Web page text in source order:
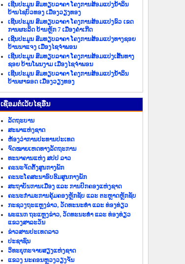
ເຊີນປະມູນ ສົມທຽບລາຄາ ໂຄງການສ້ອມແປງນ້ຳລິນ
ບ້ານໄຊບົວທອງ ເມືອງວຽງທອງ
ເຊີນປະມູນ ສົມທຽບລາຄາ ໂຄງການສ້ອມແປງຂົວ ເຂດ
ການຜະລິດ ບ້ານຫຼັກ 7 ເມືອງຄຳເກີດ
ເຊີນປະມູນ ສົມທຽບລາຄາ ໂຄງການສ້ອມແປງທາງຊອຍ
ບ້ານນາແຈງ ເມືອງໄຊຈຳພອນ
ເຊີນປະມູນ ສົມທຽບລາຄາ ໂຄງການສ້ອມແປງເສັ້ນທາງ
ຊອຍ ບ້ານໂພນງາມ ເມືອງໄຊຈຳພອນ
ເຊີນປະມູນ ສົມທຽບລາຄາ ໂຄງການສ້ອມແປງນ້ຳລິນ
ບ້ານຜາຂອດ ເມືອງວຽງທອງ
​ເຊື່ອມ​ຕໍ່​ເວັບ​ໄຊ​ອື່ນ
ລັດ​ຖະ​ບານ
ສະພາແຫ່ງຊາດ
ຫ້ອງວ່າການປະທານປະເທດ
ຈົດໝາຍເຫດທາງລັດຖະການ
ທະນາຄານແຫ່ງ ສປປ ລາວ
ຄະນະຈັດຕັ້ງສູນກາງພັກ
ຄະນະໂຄສະນາອົບຮົມສູນກາງພັກ
ສະຖາບັນການເມືອງ ແລະ ການປົກຄອງແຫ່ງຊາດ
ຄະນະ​ກຳມະການ​ຄຸ້ມ​ຄອງ​ຫຼັກ​ຊັບ ແລະ ຕະຫຼາດຫຼັກຊັບ
ກະຊວງຖະແຫຼງຂ່າວ, ວັດທະນະທຳ ແລະ ທ່ອງທ່ຽວ
ພະແນກ ຖະແຫຼງຂ່າວ, ວັດທະນະທຳ ແລະ ທ່ອງທ່ຽວ
ແຂວງສາລະວັນ
ຂ່າວ​ສານ​ປະ​ເທດ​ລາວ
ປະ​ຊາ​ຊົນ
ວິທະຍຸກະຈາຍສຽງແຫ່ງຊາດ
ແຂວງ ນະ​ຄອນຫຼວງວຽງ​ຈັນ